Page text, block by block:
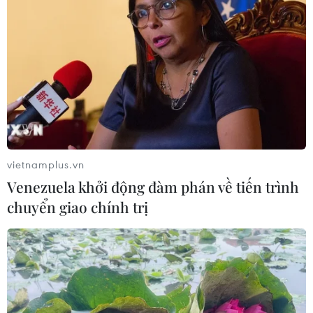
Quy định mới về tiền lương,
bảo hiểm xã hội có lợi cho người lao động
23/03/2022 07:34
Nghị định mới của Chính phủ quy định nhiều mức phạt
mới đối với các vi phạm liên quan đến tiền lương, bảo
vietnamplus.vn
Venezuela khởi động đàm phán về tiến trình
chuyển giao chính trị